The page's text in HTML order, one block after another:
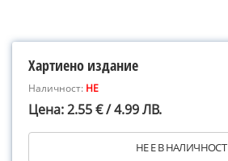
Хартиено издание
Наличност: НЕ
Цена: 2.55 € / 4.99 ЛВ.
НЕ Е В НАЛИЧНОСТ